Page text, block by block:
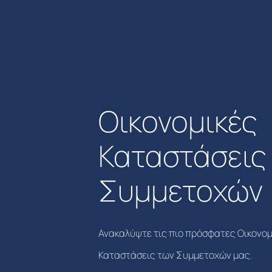
Οικονομικές
Καταστάσεις
Συμμετοχών
Ανακαλύψτε τις πιο πρόσφατες
Καταστάσεις των Συμμετοχών μας.